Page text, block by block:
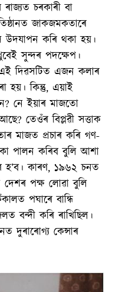
চৰকাৰী বা
জাকজমকতাৰে
উদযাপন কৰি থকা হয়।
সুন্দৰ পদক্ষেপ।
এই দিৱসটিত এজন কলাৰ
হয়। কিন্তু, এয়াই
নে ইয়াৰ মাজতো
তেওঁৰ বিপ্লৱী সত্তাক
মাজত প্ৰচাৰ কৰি গণ-
পালন কৰিব বুলি আশা
হ’ব। কাৰণ, ১৯৬২ চনত
পক্ষ লোৱা বুলি
পঘাৰে বান্ধি
বন্দী কৰি ৰাখিছিল।
কেন্সাৰ